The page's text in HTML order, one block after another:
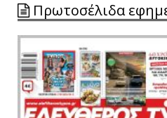
Πρωτοσέλιδα